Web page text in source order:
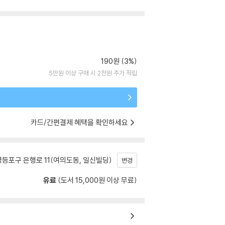
190원 (3%)
5만원 이상 구매 시 2천원 추가 적립
카드/간편결제 혜택을 확인하세요
포구 은행로 11(여의도동, 일신빌딩) 변경
유료 (도서 15,000원 이상 무료)